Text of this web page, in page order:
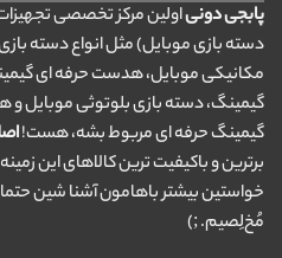
پابجی دونیاولین مرکز تخصصی
دسته بازی موبایل) مثل انواع دسته
مکانیکی موبایل، هدست حرفه ای
گیمینگ، دسته بازی بلوتوثی موبایل و
گیمینگ حرفه ای مربوط بشه، هست!
برترین و باکیفیت ترین کالاهای این
خواستین بیشتر باهامون آشنا شین
مُخ‌لِصیم. ;)